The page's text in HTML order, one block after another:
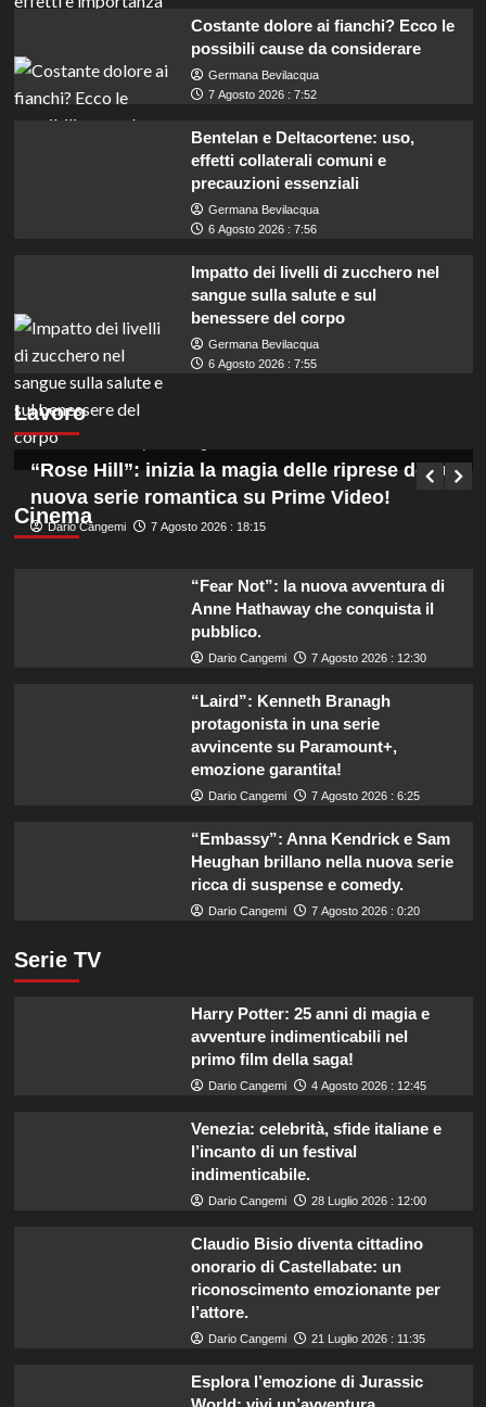
Costante dolore ai fianchi? Ecco le
possibili cause da considerare
Germana Bevilacqua
7 Agosto 2026 : 7:52
Bentelan e Deltacortene: uso,
effetti collaterali comuni e
precauzioni essenziali
Germana Bevilacqua
6 Agosto 2026 : 7:56
Impatto dei livelli di zucchero nel
sangue sulla salute e sul
benessere del corpo
Germana Bevilacqua
6 Agosto 2026 : 7:55
Lavoro
Mobilità: Opportunità per 64 Assistenti e 123
Funzionari, scopri come candidarti!
Germana Bevilacqua
Cinema
“Rose Hill”: inizia la magia delle riprese della
nuova serie romantica su Prime Video!
Dario Cangemi 7 Agosto 2026 : 18:15
“Fear Not”: la nuova avventura di
Anne Hathaway che conquista il
pubblico.
Dario Cangemi 7 Agosto 2026 : 12:30
“Laird”: Kenneth Branagh
protagonista in una serie
avvincente su Paramount+,
emozione garantita!
Dario Cangemi 7 Agosto 2026 : 6:25
“Embassy”: Anna Kendrick e Sam
Heughan brillano nella nuova serie
ricca di suspense e comedy.
Dario Cangemi 7 Agosto 2026 : 0:20
Serie TV
Harry Potter: 25 anni di magia e
avventure indimenticabili nel
primo film della saga!
Dario Cangemi 4 Agosto 2026 : 12:45
Venezia: celebrità, sfide italiane e
l’incanto di un festival
indimenticabile.
Dario Cangemi 28 Luglio 2026 : 12:00
Claudio Bisio diventa cittadino
onorario di Castellabate: un
riconoscimento emozionante per
l’attore.
Dario Cangemi 21 Luglio 2026 : 11:35
Esplora l’emozione di Jurassic